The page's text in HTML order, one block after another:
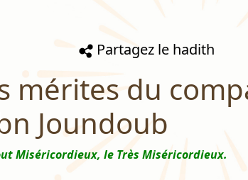
Partagez le hadith
mérites du
Joundoub
Miséricordieux, le Très Miséricordieux.